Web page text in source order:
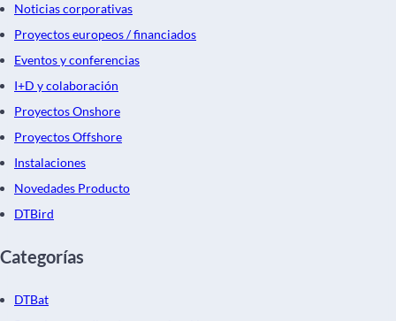
Noticias corporativas
Proyectos europeos / financiados
Eventos y conferencias
I+D y colaboración
Proyectos Onshore
Proyectos Offshore
Instalaciones
Novedades Producto
DTBird
Categorías
DTBat